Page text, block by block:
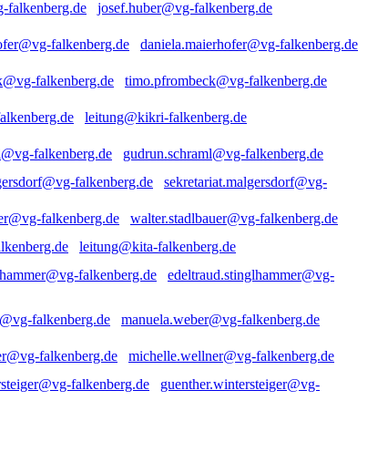
josef.huber@vg-falkenberg.de
daniela.maierhofer@vg-falkenberg.de
timo.pfrombeck@vg-falkenberg.de
leitung@kikri-falkenberg.de
gudrun.schraml@vg-falkenberg.de
sekretariat.malgersdorf@vg-
walter.stadlbauer@vg-falkenberg.de
leitung@kita-falkenberg.de
edeltraud.stinglhammer@vg-
manuela.weber@vg-falkenberg.de
michelle.wellner@vg-falkenberg.de
guenther.wintersteiger@vg-